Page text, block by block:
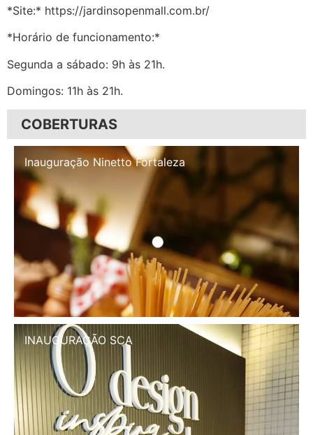
*Site:* https://jardinsopenmall.com.br/
*Horário de funcionamento:*
Segunda a sábado: 9h às 21h.
Domingos: 11h às 21h.
COBERTURAS
Inauguração Illa Café
INAUGURAÇÃO SCA